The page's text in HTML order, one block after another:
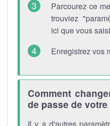
Parcourez ce
trouviez
ici que vous
Enregistrez vos
Comment
de passe de votre